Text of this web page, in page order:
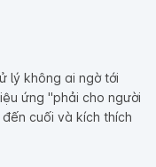
lý không ai ngờ tới
ứng "phải cho người
cuối và kích thích